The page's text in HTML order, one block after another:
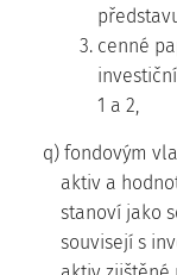
3. cenné
1 a 2,
q) fondovým
aktiv a
stanoví jako
souvisejí s